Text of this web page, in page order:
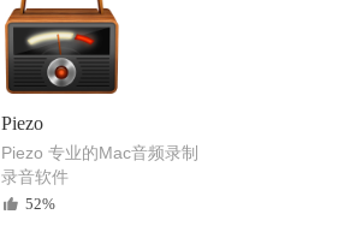
Piezo
Piezo 专业的Mac音频录制
录音软件
52%